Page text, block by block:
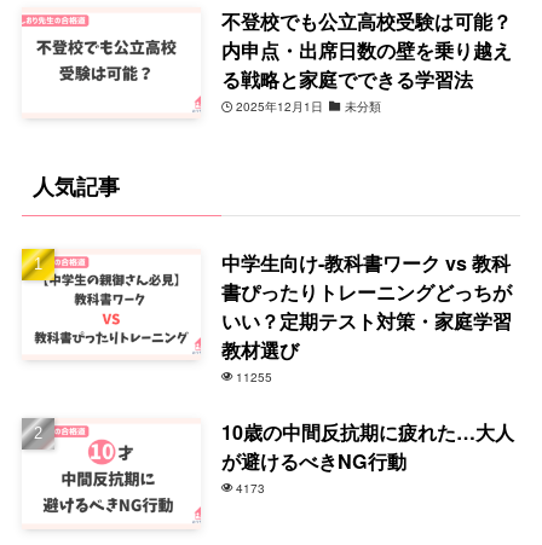
不登校でも公立高校受験は可能？
内申点・出席日数の壁を乗り越え
る戦略と家庭でできる学習法
2025年12月1日 未分類
人気記事
中学生向け-教科書ワーク vs 教科
書ぴったりトレーニングどっちが
いい？定期テスト対策・家庭学習
教材選び
11255
10歳の中間反抗期に疲れた…大人
が避けるべきNG行動
4173